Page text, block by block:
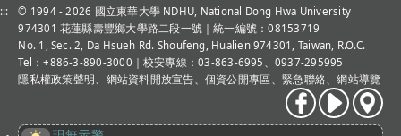
::: © 1994 - 2026 國立東華大學 NDHU, National Dong Hwa University
974301 花蓮縣壽豐鄉大學路二段一號｜統一編號：08153719
No. 1, Sec. 2, Da Hsueh Rd. Shoufeng, Hualien 974301, Taiwan, R.O.C.
Tel：+886-3-890-3000 ｜校安專線：03-863-6995、0937-295995
隱私權政策聲明、 網站資料開放宣告、 個資公開專區 、緊急聯絡、網站導覽